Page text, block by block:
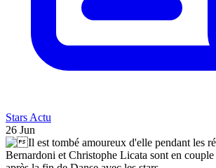
Stars Actu
26 Jun